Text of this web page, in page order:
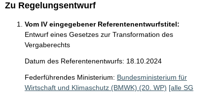
Zu Regelungsentwurf
Vom IV eingegebener Referentenentwurfstitel:
Entwurf eines Gesetzes zur Transformation des
Vergaberechts
Datum des Referentenentwurfs: 18.10.2024
Federführendes Ministerium: Bundesministerium für
Wirtschaft und Klimaschutz (BMWK) (20. WP) [alle SG